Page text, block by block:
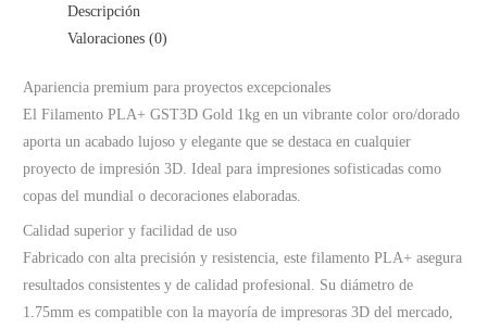
cantidadDescripción
Valoraciones (0)
Apariencia premium para proyectos excepcionales
El Filamento PLA+ GST3D Gold 1kg en un vibrante color oro/dorado
aporta un acabado lujoso y elegante que se destaca en cualquier
proyecto de impresión 3D. Ideal para impresiones sofisticadas como
copas del mundial o decoraciones elaboradas.
Calidad superior y facilidad de uso
Fabricado con alta precisión y resistencia, este filamento PLA+ asegura
resultados consistentes y de calidad profesional. Su diámetro de
1.75mm es compatible con la mayoría de impresoras 3D del mercado,